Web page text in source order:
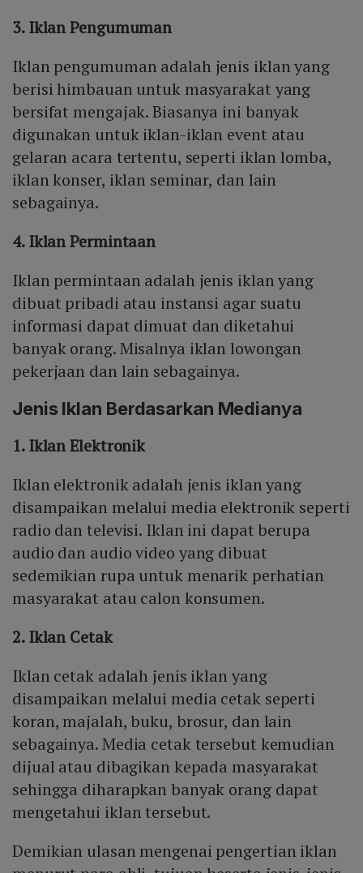
3. Iklan Pengumuman
Iklan pengumuman adalah jenis iklan yang
berisi himbauan untuk masyarakat yang
bersifat mengajak. Biasanya ini banyak
digunakan untuk iklan-iklan event atau
gelaran acara tertentu, seperti iklan lomba,
iklan konser, iklan seminar, dan lain
sebagainya.
4. Iklan Permintaan
Iklan permintaan adalah jenis iklan yang
dibuat pribadi atau instansi agar suatu
informasi dapat dimuat dan diketahui
banyak orang. Misalnya iklan lowongan
pekerjaan dan lain sebagainya.
Jenis Iklan Berdasarkan Medianya
1. Iklan Elektronik
Iklan elektronik adalah jenis iklan yang
disampaikan melalui media elektronik seperti
radio dan televisi. Iklan ini dapat berupa
audio dan audio video yang dibuat
sedemikian rupa untuk menarik perhatian
masyarakat atau calon konsumen.
2. Iklan Cetak
Iklan cetak adalah jenis iklan yang
disampaikan melalui media cetak seperti
koran, majalah, buku, brosur, dan lain
sebagainya. Media cetak tersebut kemudian
dijual atau dibagikan kepada masyarakat
sehingga diharapkan banyak orang dapat
mengetahui iklan tersebut.
Demikian ulasan mengenai pengertian iklan